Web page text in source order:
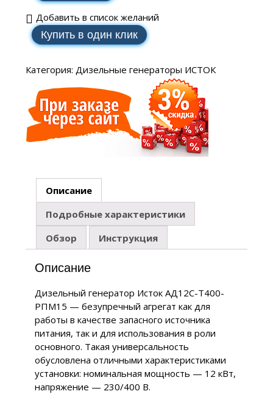
Добавить в список желаний
Купить в один клик
Категория: Дизельные генераторы ИСТОК
Описание
Подробные характеристики
Обзор
Инструкция
Описание
Дизельный генератор Исток АД12С-Т400-
РПМ15 — безупречный агрегат как для
работы в качестве запасного источника
питания, так и для использования в роли
основного. Такая универсальность
обусловлена отличными характеристиками
установки: номинальная мощность — 12 кВт,
напряжение — 230/400 В.